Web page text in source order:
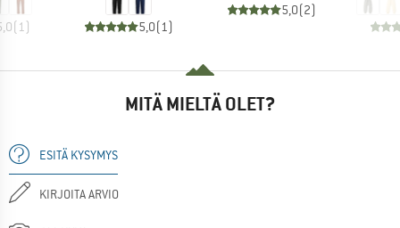
(1) 5,0(1)
5,0(2)
MITÄ MIELTÄ OLET?
ESITÄ KYSYMYS
KIRJOITA ARVIO